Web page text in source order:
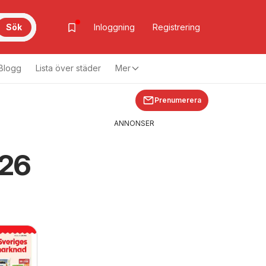
Sök Inloggning Registrering
Lista över städer Mer
Prenumerera
ANNONSER